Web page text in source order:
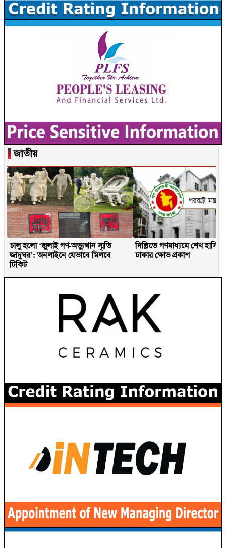
▐জাতীয়
চালু হলো ‘জুলাই গণ-অভ্যুত্থান স্মৃতি
জাদুঘর’: অনলাইনে যেভাবে মিলবে
টিকিট
দিল্লিতে গণমাধ্যমে শেখ
ঢাকার ক্ষোভ প্রকাশ